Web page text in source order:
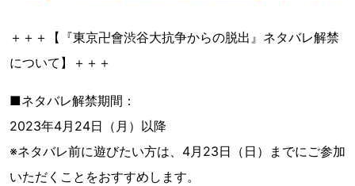
＋＋＋【『東京卍會渋谷大抗争からの脱出』ネタバレ解禁
について】＋＋＋
■ネタバレ解禁期間：
2023年4月24日（月）以降
※ネタバレ前に遊びたい方は、4月23日（日）までにご参加
いただくことをおすすめします。